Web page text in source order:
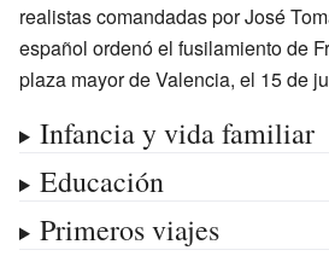
realistas comandadas por José
español ordenó el fusilamiento de
plaza mayor de Valencia, el 15 de
Infancia y vida familiar
Educación
Primeros viajes